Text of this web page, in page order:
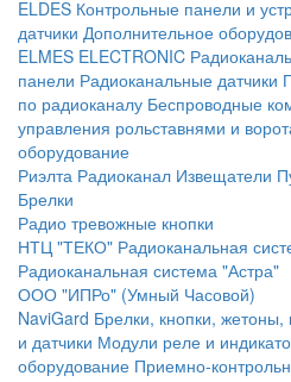
ELDES Контрольные панели и
датчики Дополнительное
ELMES ELECTRONIC
панели Радиоканальные датчики
по радиоканалу Беспроводные
управления рольставнями и
оборудование
Риэлта Радиоканал Извещатели
Брелки
Радио тревожные кнопки
НТЦ "ТЕКО" Радиоканальная
Радиоканальная система "Астра"
ООО "ИПРо" (Умный Часовой)
NaviGard Брелки, кнопки, жетоны,
и датчики Модули реле и
оборудование Приемно-